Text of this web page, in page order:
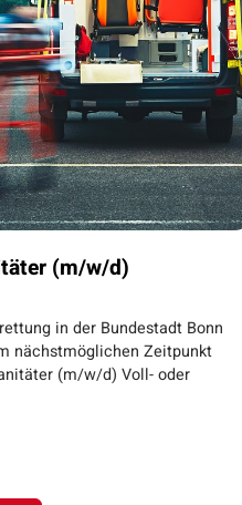
(m/w/d)
in der Bundestadt Bonn
nächstmöglichen Zeitpunkt
(m/w/d) Voll- oder